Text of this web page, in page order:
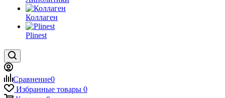
Коллаген
Plinest
Сравнение0
Избранные товары 0